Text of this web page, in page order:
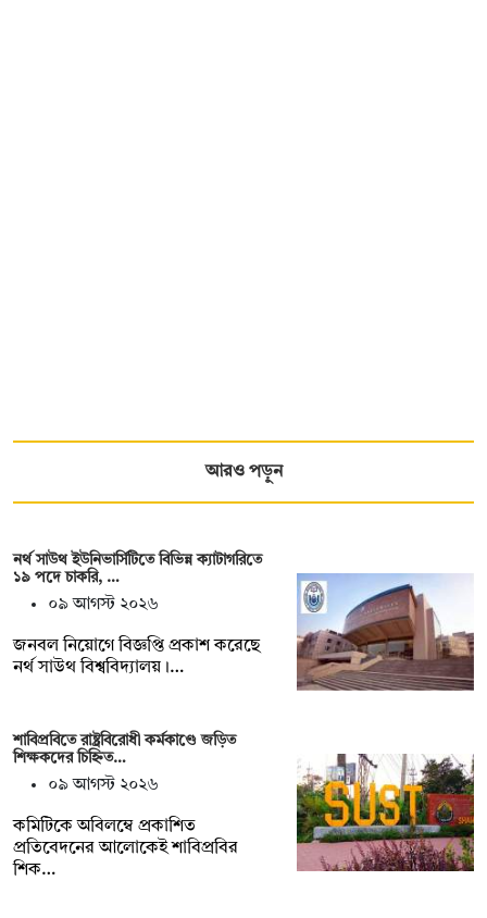
আরও পড়ুন
নর্থ সাউথ ইউনিভার্সিটিতে বিভিন্ন ক্যাটাগরিতে
১৯ পদে চাকরি, …
০৯ আগস্ট ২০২৬
জনবল নিয়োগে বিজ্ঞপ্তি প্রকাশ করেছে
নর্থ সাউথ বিশ্ববিদ্যালয়।…
শাবিপ্রবিতে রাষ্ট্রবিরোধী কর্মকাণ্ডে জড়িত
শিক্ষকদের চিহ্নিত…
০৯ আগস্ট ২০২৬
কমিটিকে অবিলম্বে প্রকাশিত
প্রতিবেদনের আলোকেই শাবিপ্রবির
শিক…